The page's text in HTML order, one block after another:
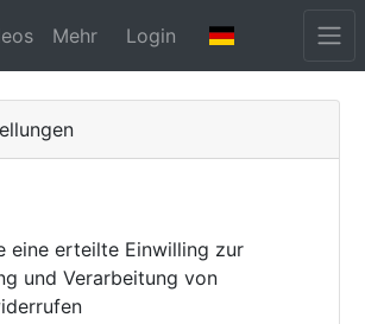
Mehr Login
eine erteilte Einwilling zur
und Verarbeitung von